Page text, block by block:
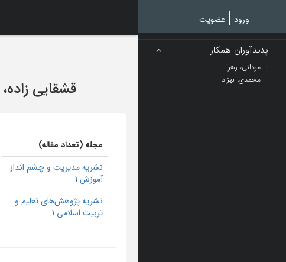
ورود عضویت
پدیدآوران همکار
مردانی، زهرا
محمدی، بهزاد
قشقایی زاده،
مجله (تعداد مقاله)
نشریه مدیریت و چشم انداز
آموزش 1
نشریه پژوهش‌های تعلیم و
تربیت اسلامی 1